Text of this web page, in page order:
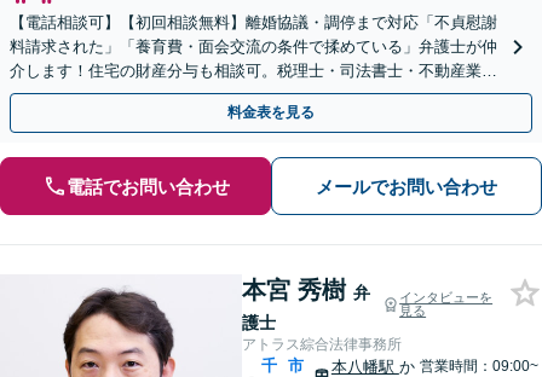
【電話相談可】【初回相談無料】離婚協議・調停まで対応「不貞慰謝
料請求された」「養育費・面会交流の条件で揉めている」弁護士が仲
介します！住宅の財産分与も相談可。税理士・司法書士・不動産業者
と連携してサポート【夜間・休日面談可】【西船橋駅3分】
料金表を見る
電話でお問い合わせ メールでお問い合わせ
本宮 秀樹 弁
護士
インタビューを
見る
アトラス綜合法律事務所
千
市
本八幡駅 か 営業時間：09:00~